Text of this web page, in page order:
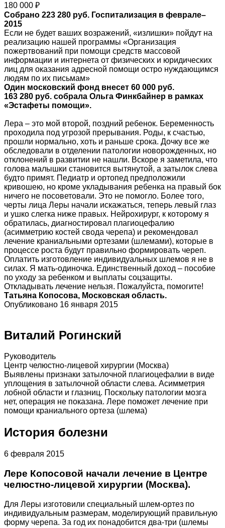
180 000 ₽
Собрано 223 280 руб. Госпитализация в феврале–
2015
Если не будет ваших возражений, «излишки» пойдут на
реализацию нашей программы «Организация
пожертвований при помощи средств массовой
информации и интернета от физических и юридических
лиц для оказания адресной помощи остро нуждающимся
людям по их письмам»
Один московский фонд внесет 60 000 руб.
163 280 руб. собрала Ольга Финкбайнер в рамках
«Эстафеты помощи».
Лера – это мой второй, поздний ребенок. Беременность
проходила под угрозой прерывания. Роды, к счастью,
прошли нормально, хоть и раньше срока. Дочку все же
обследовали в отделении патологии новорожденных, но
отклонений в развитии не нашли. Вскоре я заметила, что
голова малышки становится вытянутой, а затылок слева
будто примят. Педиатр и ортопед предположили
кривошею, но кроме укладывания ребенка на правый бок
ничего не посоветовали. Это не помогло. Более того,
черты лица Леры начали искажаться, теперь левый глаз
и ушко слегка ниже правых. Нейрохирург, к которому я
обратилась, диагностировал плагиоцефалию
(асимметрию костей свода черепа) и рекомендовал
лечение краниальными ортезами (шлемами), которые в
процессе роста будут правильно формировать череп.
Оплатить изготовление индивидуальных шлемов я не в
силах. Я мать-одиночка. Единственный доход – пособие
по уходу за ребенком и выплаты соцзащиты.
Откладывать лечение нельзя. Пожалуйста, помогите!
Татьяна Копосова, Московская область.
Опубликовано 16 января 2015
Виталий Рогинский
Руководитель
Центр челюстно-лицевой хирургии (Москва)
Выявлены признаки затылочной плагиоцефалии в виде
уплощения в затылочной области слева. Асимметрия
лобной области и глазниц. Поскольку патологии мозга
нет, операция не показана. Лере поможет лечение при
помощи краниального ортеза (шлема)
История болезни
6 февраля 2015
Лере Копосовой начали лечение в Центре
челюстно-лицевой хирургии (Москва).
Для Леры изготовили специальный шлем-ортез по
индивидуальным размерам, моделирующий правильную
форму черепа. За год их понадобится два-три (шлемы